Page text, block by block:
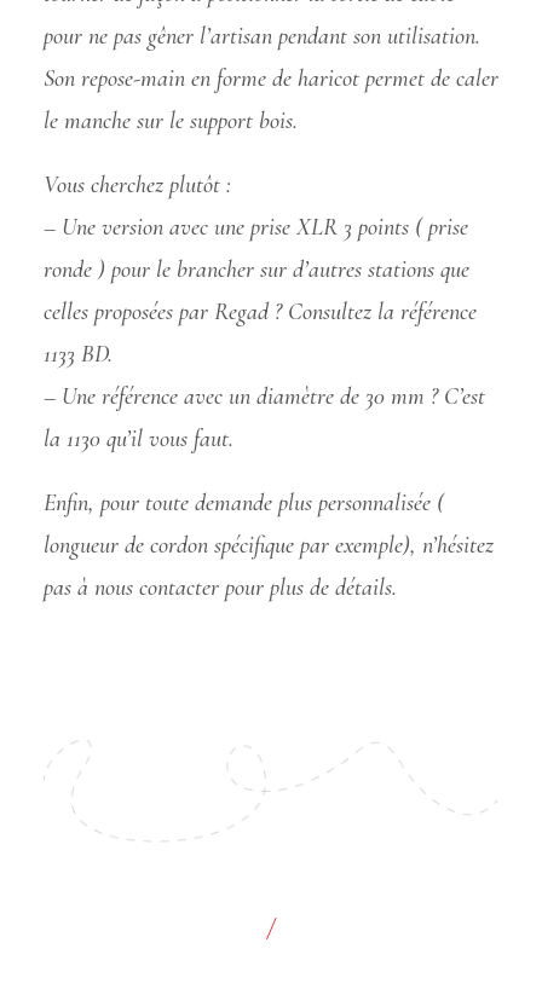
pour ne pas gêner l’artisan pendant son utilisation.
Son repose-main en forme de haricot permet de caler
le manche sur le support bois.
Vous cherchez plutôt :
– Une version avec une prise XLR 3 points ( prise
ronde ) pour le brancher sur d’autres stations que
celles proposées par Regad ? Consultez la référence
1133 BD.
– Une référence avec un diamètre de 30 mm ? C’est
la 1130 qu’il vous faut.
Enfin, pour toute demande plus personnalisée (
longueur de cordon spécifique par exemple), n’hésitez
pas à nous contacter pour plus de détails.
/